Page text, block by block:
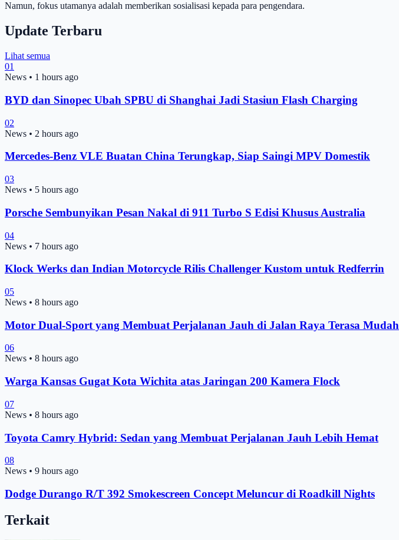
Namun, fokus utamanya adalah memberikan sosialisasi kepada para pengendara.
Update Terbaru
Lihat semua
01
News • 1 hours ago
BYD dan Sinopec Ubah SPBU di Shanghai Jadi Stasiun Flash Charging
02
News • 2 hours ago
Mercedes-Benz VLE Buatan China Terungkap, Siap Saingi MPV Domestik
03
News • 5 hours ago
Porsche Sembunyikan Pesan Nakal di 911 Turbo S Edisi Khusus Australia
04
News • 7 hours ago
Klock Werks dan Indian Motorcycle Rilis Challenger Kustom untuk Redferrin
05
News • 8 hours ago
Motor Dual-Sport yang Membuat Perjalanan Jauh di Jalan Raya Terasa Mudah
06
News • 8 hours ago
Warga Kansas Gugat Kota Wichita atas Jaringan 200 Kamera Flock
07
News • 8 hours ago
Toyota Camry Hybrid: Sedan yang Membuat Perjalanan Jauh Lebih Hemat
08
News • 9 hours ago
Dodge Durango R/T 392 Smokescreen Concept Meluncur di Roadkill Nights
Terkait